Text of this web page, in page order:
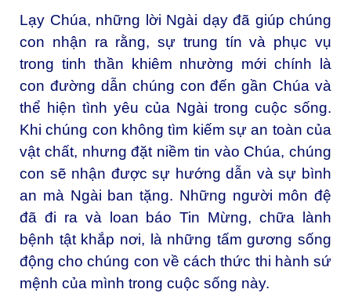
Lạy Chúa, những lời Ngài dạy đã giúp chúng
con nhận ra rằng, sự trung tín và phục vụ
trong tinh thần khiêm nhường mới chính là
con đường dẫn chúng con đến gần Chúa và
thể hiện tình yêu của Ngài trong cuộc sống.
Khi chúng con không tìm kiếm sự an toàn của
vật chất, nhưng đặt niềm tin vào Chúa, chúng
con sẽ nhận được sự hướng dẫn và sự bình
an mà Ngài ban tặng. Những người môn đệ
đã đi ra và loan báo Tin Mừng, chữa lành
bệnh tật khắp nơi, là những tấm gương sống
động cho chúng con về cách thức thi hành sứ
mệnh của mình trong cuộc sống này.